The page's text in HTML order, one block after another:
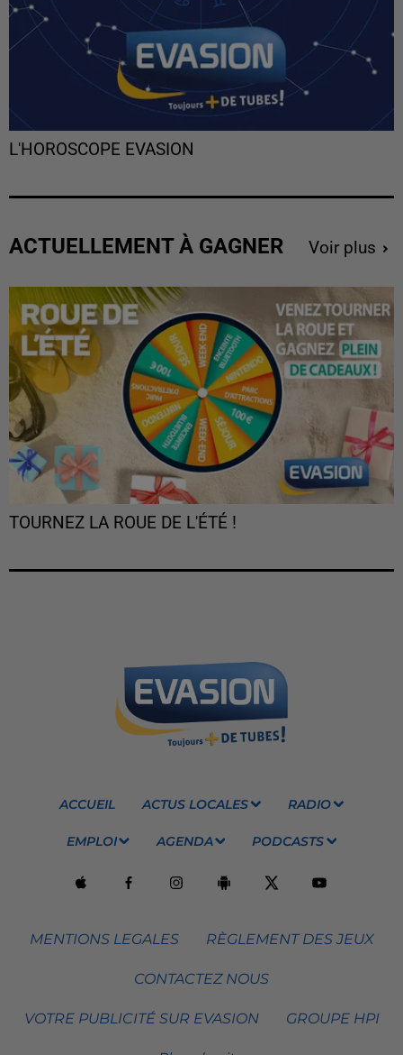
L'HOROSCOPE EVASION
ACTUELLEMENT À GAGNER Voir plus
TOURNEZ LA ROUE DE L'ÉTÉ !
ACCUEIL ACTUS LOCALES RADIO
EMPLOI AGENDA PODCASTS
MENTIONS LEGALES RÈGLEMENT DES JEUX
CONTACTEZ NOUS
VOTRE PUBLICITÉ SUR EVASION GROUPE HPI